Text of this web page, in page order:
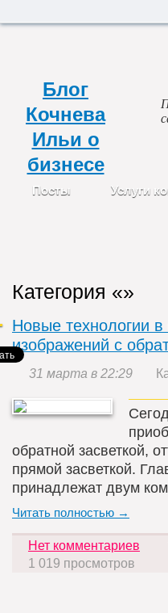
Категория «»
Новые технологии
изображений с
31 марта в 22:29
обратной засветкой,
прямой засветкой.
принадлежат двум
Читать полностью →
Нет комментариев
1 019 просмотров
Блог
Кочнева
Ильи о
бизнесе
Посты Услуги